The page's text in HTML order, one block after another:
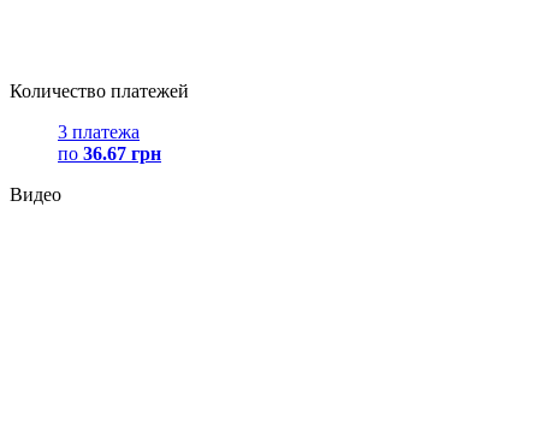
Количество платежей
3 платежа
по 36.67 грн
Видео